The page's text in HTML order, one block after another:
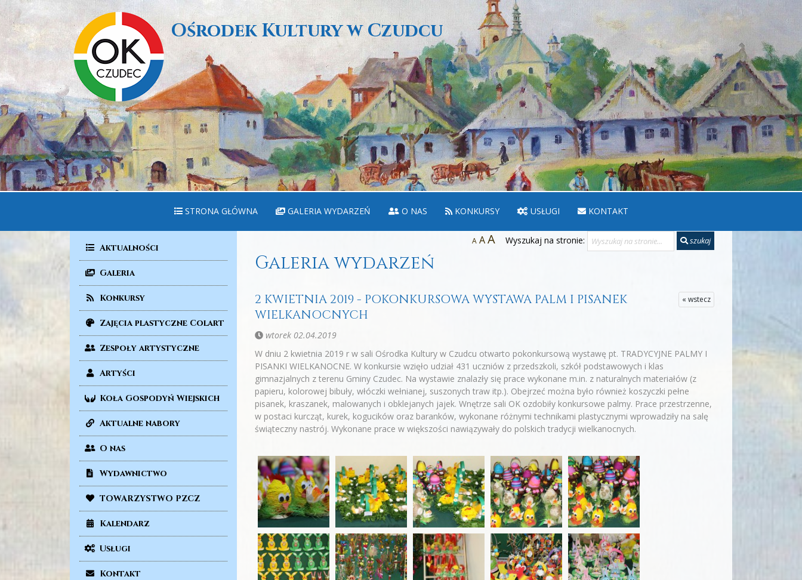
Ośrodek Kultury w Czudcu
STRONA GŁÓWNA GALERIA WYDARZEŃ O NAS KONKURSY USŁUGI KONTAKT
Aktualności
Galeria
Konkursy
Zajęcia plastyczne Colart
Zespoły artystyczne
Artyści
Koła Gospodyń Wiejskich
Aktualne nabory
O nas
Wydawnictwo
TOWARZYSTWO PZCZ
Kalendarz
Usługi
Kontakt
A AA Wyszukaj na stronie: szukaj
Galeria wydarzeń
« wstecz
2 KWIETNIA 2019 - POKONKURSOWA WYSTAWA PALM I PISANEK
WIELKANOCNYCH
wtorek 02.04.2019
W dniu 2 kwietnia 2019 r w sali Ośrodka Kultury w Czudcu otwarto pokonkursową wystawę pt. TRADYCYJNE PALMY I
PISANKI WIELKANOCNE. W konkursie wzięło udział 431 uczniów z przedszkoli, szkół podstawowych i klas
gimnazjalnych z terenu Gminy Czudec. Na wystawie znalazły się prace wykonane m.in. z naturalnych materiałów (z
papieru, kolorowej bibuły, włóczki wełnianej, suszonych traw itp.). Obejrzeć można było również koszyczki pełne
pisanek, kraszanek, malowanych i obklejanych jajek. Wnętrze sali OK ozdobiły konkursowe palmy. Prace przestrzenne,
w postaci kurcząt, kurek, kogucików oraz baranków, wykonane różnymi technikami plastycznymi wprowadziły na salę
świąteczny nastrój. Wykonane prace w większości nawiązywały do polskich tradycji wielkanocnych.